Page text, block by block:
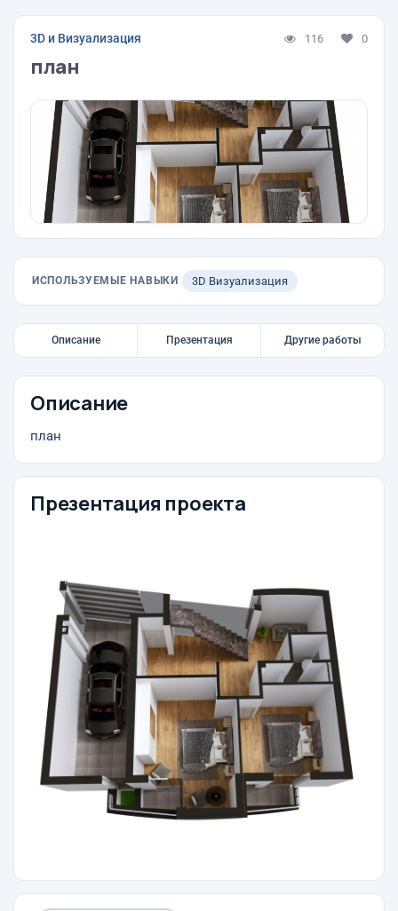
3D и Визуализация 116 0
план
ИСПОЛЬЗУЕМЫЕ НАВЫКИ 3D Визуализация
Описание Презентация Другие работы
Описание
план
Презентация проекта